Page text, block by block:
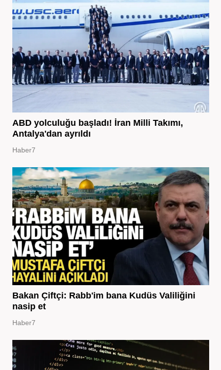
ABD yolculuğu başladı! İran Milli Takımı,
Antalya'dan ayrıldı
Haber7
Bakan Çiftçi: Rabb'im bana Kudüs Valiliğini
nasip et
Haber7